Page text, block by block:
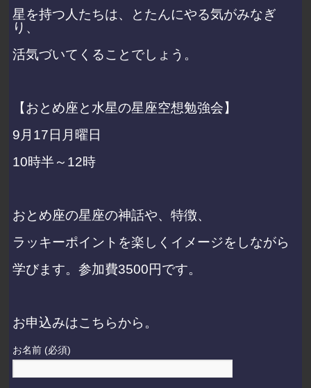
星を持つ人たちは、とたんにやる気がみなぎ
り、
活気づいてくることでしょう。
【おとめ座と水星の星座空想勉強会】
9月17日月曜日
10時半～12時
おとめ座の星座の神話や、特徴、
ラッキーポイントを楽しくイメージをしながら
学びます。参加費3500円です。
お申込みはこちらから。
お名前 (必須)